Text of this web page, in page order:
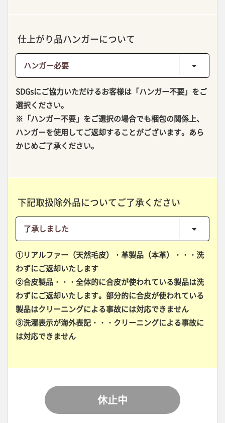
仕上がり品ハンガーについて
SDGsにご協力いただけるお客様は「ハンガー不要」をご
選択ください。
※「ハンガー不要」をご選択の場合でも梱包の関係上、
ハンガーを使用してご返却することがございます。あら
かじめご了承ください。
下記取扱除外品についてご了承ください
①リアルファー（天然毛皮）・革製品（本革）・・・洗
わずにご返却いたします
②合皮製品・・・全体的に合皮が使われている製品は洗
わずにご返却いたします。部分的に合皮が使われている
製品はクリーニングによる事故には対応できません
③洗濯表示が海外表記・・・クリーニングによる事故に
は対応できません
休止中